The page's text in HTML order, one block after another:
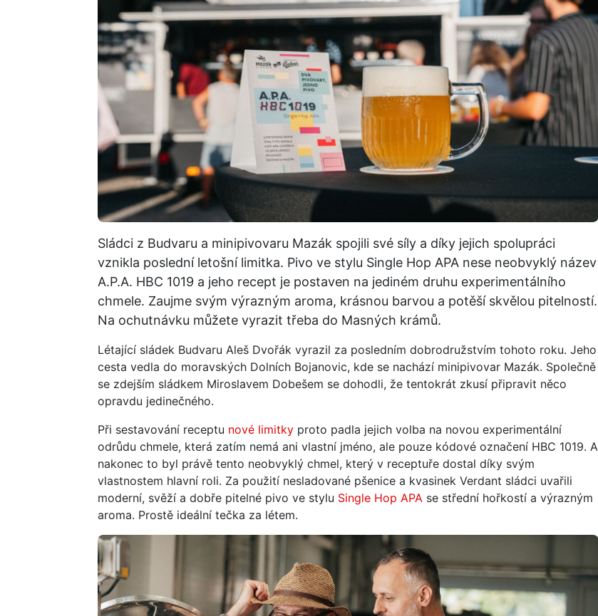
Sládci z Budvaru a minipivovaru Mazák spojili své síly a díky jejich spolupráci
vznikla poslední letošní limitka. Pivo ve stylu Single Hop APA nese neobvyklý název
A.P.A. HBC 1019 a jeho recept je postaven na jediném druhu experimentálního
chmele. Zaujme svým výrazným aroma, krásnou barvou a potěší skvělou pitelností.
Na ochutnávku můžete vyrazit třeba do Masných krámů.
Létající sládek Budvaru Aleš Dvořák vyrazil za posledním dobrodružstvím tohoto roku. Jeho
cesta vedla do moravských Dolních Bojanovic, kde se nachází minipivovar Mazák. Společně
se zdejším sládkem Miroslavem Dobešem se dohodli, že tentokrát zkusí připravit něco
opravdu jedinečného.
Při sestavování receptu nové limitky proto padla jejich volba na novou experimentální
odrůdu chmele, která zatím nemá ani vlastní jméno, ale pouze kódové označení HBC 1019. A
nakonec to byl právě tento neobvyklý chmel, který v receptuře dostal díky svým
vlastnostem hlavní roli. Za použití nesladované pšenice a kvasinek Verdant sládci uvařili
moderní, svěží a dobře pitelné pivo ve stylu Single Hop APA se střední hořkostí a výrazným
aroma. Prostě ideální tečka za létem.